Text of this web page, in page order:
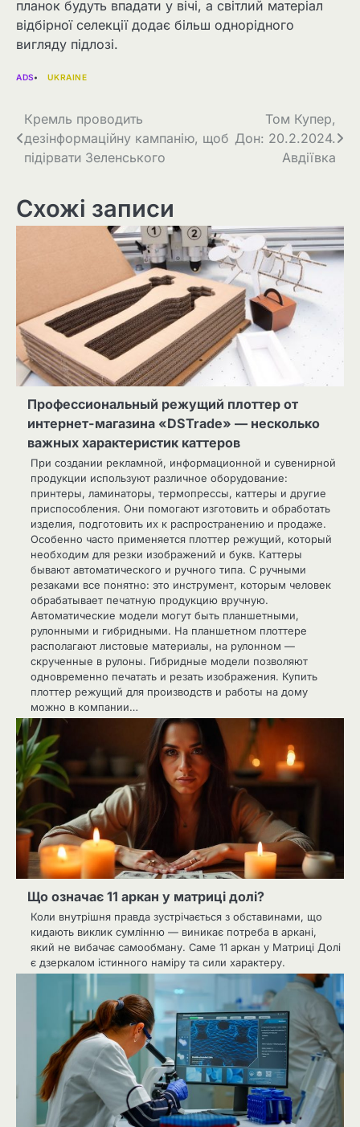
планок будуть впадати у вічі, а світлий матеріал
відбірної селекції додає більш однорідного
вигляду підлозі.
ADS UKRAINE
Навігація
записів
Кремль проводить
дезінформаційну кампанію, щоб
підірвати Зеленського
Том Купер,
Дон: 20.2.2024.
Авдіївка
Схожі записи
Профессиональный режущий плоттер от
интернет-магазина «DSTrade» — несколько
важных характеристик каттеров
При создании рекламной, информационной и сувенирной
продукции используют различное оборудование:
принтеры, ламинаторы, термопрессы, каттеры и другие
приспособления. Они помогают изготовить и обработать
изделия, подготовить их к распространению и продаже.
Особенно часто применяется плоттер режущий, который
необходим для резки изображений и букв. Каттеры
бывают автоматического и ручного типа. С ручными
резаками все понятно: это инструмент, которым человек
обрабатывает печатную продукцию вручную.
Автоматические модели могут быть планшетными,
рулонными и гибридными. На планшетном плоттере
располагают листовые материалы, на рулонном —
скрученные в рулоны. Гибридные модели позволяют
одновременно печатать и резать изображения. Купить
плоттер режущий для производств и работы на дому
можно в компании…
Що означає 11 аркан у матриці долі?
Коли внутрішня правда зустрічається з обставинами, що
кидають виклик сумлінню — виникає потреба в аркані,
який не вибачає самообману. Саме 11 аркан у Матриці Долі
є дзеркалом істинного наміру та сили характеру.